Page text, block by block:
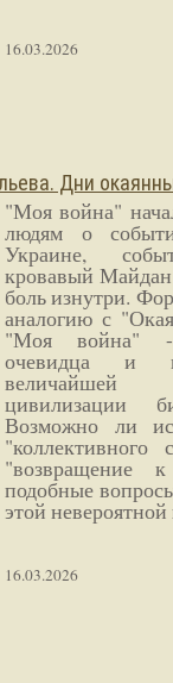
16.03.2026
Дни
"Моя война"
людям о
Украине,
кровавый Майдан
боль изнутри.
аналогию с
"Моя война" -
очевидца и
величайшей
цивилизации
Возможно ли
"коллективного
"возвращение
подобные
этой
16.03.2026